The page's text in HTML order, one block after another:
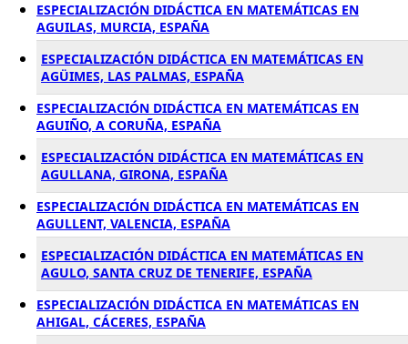
ESPECIALIZACIÓN DIDÁCTICA EN MATEMÁTICAS EN
AGUILAS, MURCIA, ESPAÑA
ESPECIALIZACIÓN DIDÁCTICA EN MATEMÁTICAS EN
AGÜIMES, LAS PALMAS, ESPAÑA
ESPECIALIZACIÓN DIDÁCTICA EN MATEMÁTICAS EN
AGUIÑO, A CORUÑA, ESPAÑA
ESPECIALIZACIÓN DIDÁCTICA EN MATEMÁTICAS EN
AGULLANA, GIRONA, ESPAÑA
ESPECIALIZACIÓN DIDÁCTICA EN MATEMÁTICAS EN
AGULLENT, VALENCIA, ESPAÑA
ESPECIALIZACIÓN DIDÁCTICA EN MATEMÁTICAS EN
AGULO, SANTA CRUZ DE TENERIFE, ESPAÑA
ESPECIALIZACIÓN DIDÁCTICA EN MATEMÁTICAS EN
AHIGAL, CÁCERES, ESPAÑA